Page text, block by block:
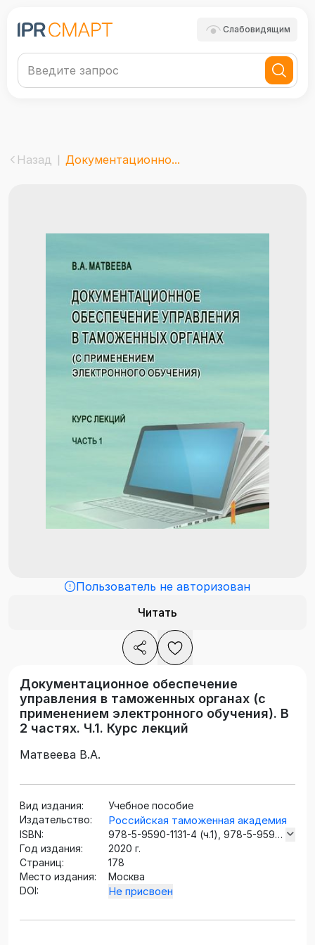
Слабовидящим
Назад Документационно...
Пользователь не авторизован
Читать
Документационное обеспечение
управления в таможенных органах (с
применением электронного обучения). В
2 частях. Ч.1. Курс лекций
Матвеева В.А.
Вид издания:
Учебное пособие
Издательство:
Российская таможенная академия
ISBN:
978-5-9590-1131-4 (ч.1), 978-5-9590-
1130-7
Год издания:
2020 г.
Страниц:
178
Место издания:
Москва
DOI:
Не присвоен